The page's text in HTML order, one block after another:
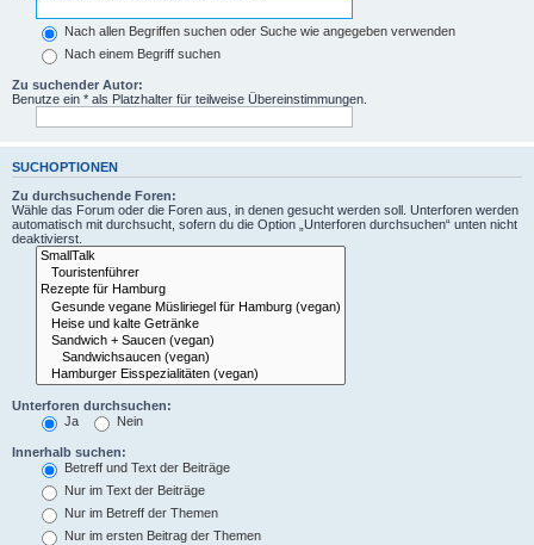
Nach allen Begriffen suchen oder Suche wie angegeben verwenden
Nach einem Begriff suchen
Zu suchender Autor:
Benutze ein * als Platzhalter für teilweise Übereinstimmungen.
SUCHOPTIONEN
Zu durchsuchende Foren:
Wähle das Forum oder die Foren aus, in denen gesucht werden soll. Unterforen werden
automatisch mit durchsucht, sofern du die Option „Unterforen durchsuchen“ unten nicht
deaktivierst.
Unterforen durchsuchen:
Ja
Nein
Innerhalb suchen:
Betreff und Text der Beiträge
Nur im Text der Beiträge
Nur im Betreff der Themen
Nur im ersten Beitrag der Themen